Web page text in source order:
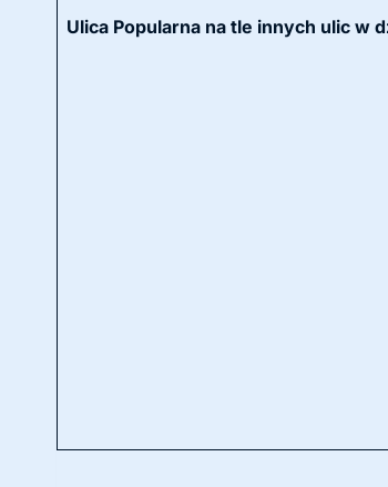
Ulica Popularna na tle innych ulic w